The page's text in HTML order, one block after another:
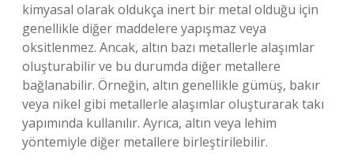
kimyasal olarak oldukça inert bir metal olduğu için
genellikle diğer maddelere yapışmaz veya
oksitlenmez. Ancak, altın bazı metallerle alaşımlar
oluşturabilir ve bu durumda diğer metallere
bağlanabilir. Örneğin, altın genellikle gümüş, bakır
veya nikel gibi metallerle alaşımlar oluşturarak takı
yapımında kullanılır. Ayrıca, altın veya lehim
yöntemiyle diğer metallere birleştirilebilir.